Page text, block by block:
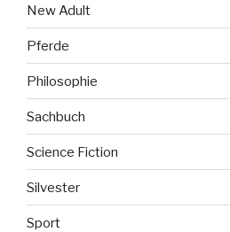
New Adult
Pferde
Philosophie
Sachbuch
Science Fiction
Silvester
Sport